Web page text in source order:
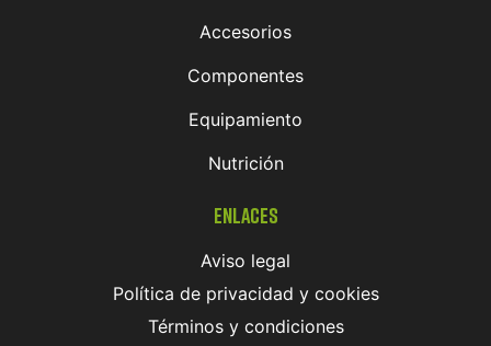
Accesorios
Componentes
Equipamiento
Nutrición
Enlaces
Aviso legal
Política de privacidad y cookies
Términos y condiciones